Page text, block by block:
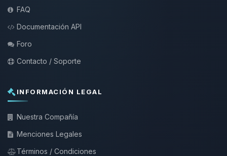
FAQ
Documentación API
Foro
Contacto / Soporte
INFORMACIÓN LEGAL
Nuestra Compañía
Menciones Legales
Términos / Condiciones